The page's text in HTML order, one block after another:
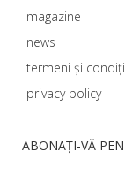
ABONAȚI-VĂ
magazine
news
termeni și
privacy policy